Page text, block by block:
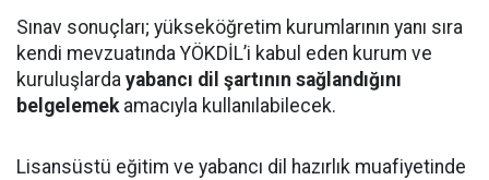
Sınav sonuçları; yükseköğretim kurumlarının yanı sıra
kendi mevzuatında YÖKDİL’i kabul eden kurum ve
kuruluşlarda yabancı dil şartının sağlandığını
belgelemekamacıyla kullanılabilecek.
Lisansüstü eğitim ve yabancı dil hazırlık muafiyetinde